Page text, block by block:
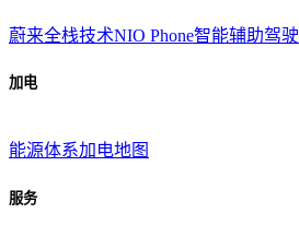
蔚来全栈技术NIO Phone智能辅助驾驶
加电
能源体系加电地图
服务